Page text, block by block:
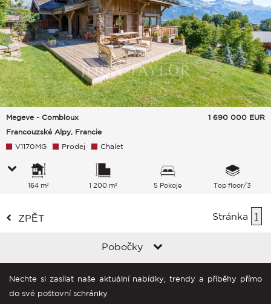
Megeve - Combloux
Francouzské Alpy, Francie
1 690 000 EUR
V1170MG Prodej Chalet
164 m² 1 200 m² 5 Pokoje Top floor/3
ZPĚT Stránka 1
Pobočky
Nechte si zasílat naše aktuální nabídky, trendy a příběhy přímo
do své poštovní schránky